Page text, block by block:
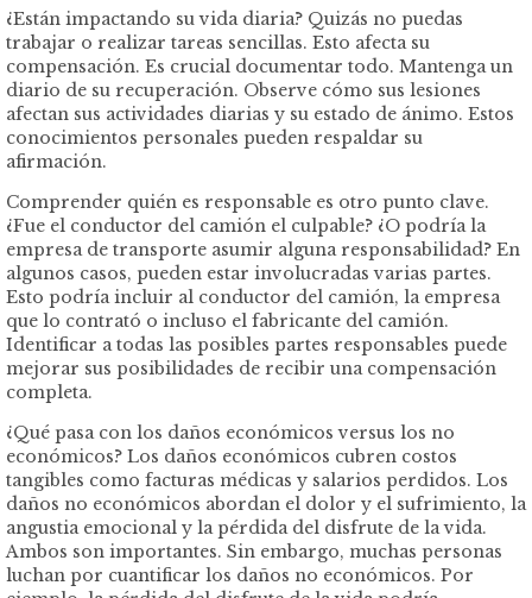
¿Están impactando su vida diaria? Quizás no puedas
trabajar o realizar tareas sencillas. Esto afecta su
compensación. Es crucial documentar todo. Mantenga un
diario de su recuperación. Observe cómo sus lesiones
afectan sus actividades diarias y su estado de ánimo. Estos
conocimientos personales pueden respaldar su
afirmación.
Comprender quién es responsable es otro punto clave.
¿Fue el conductor del camión el culpable? ¿O podría la
empresa de transporte asumir alguna responsabilidad? En
algunos casos, pueden estar involucradas varias partes.
Esto podría incluir al conductor del camión, la empresa
que lo contrató o incluso el fabricante del camión.
Identificar a todas las posibles partes responsables puede
mejorar sus posibilidades de recibir una compensación
completa.
¿Qué pasa con los daños económicos versus los no
económicos? Los daños económicos cubren costos
tangibles como facturas médicas y salarios perdidos. Los
daños no económicos abordan el dolor y el sufrimiento, la
angustia emocional y la pérdida del disfrute de la vida.
Ambos son importantes. Sin embargo, muchas personas
luchan por cuantificar los daños no económicos. Por